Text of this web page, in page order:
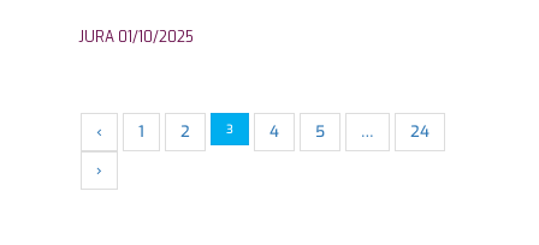
JURA 01/10/2025
‹ 1 2 3 4 5 …
24
›